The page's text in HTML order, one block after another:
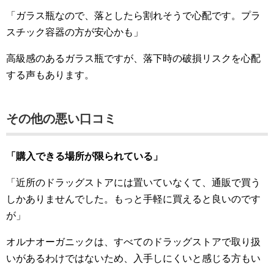
「ガラス瓶なので、落としたら割れそうで心配です。プラ
スチック容器の方が安心かも」
高級感のあるガラス瓶ですが、落下時の破損リスクを心配
する声もあります。
その他の悪い口コミ
「購入できる場所が限られている」
「近所のドラッグストアには置いていなくて、通販で買う
しかありませんでした。もっと手軽に買えると良いのです
が」
オルナオーガニックは、すべてのドラッグストアで取り扱
いがあるわけではないため、入手しにくいと感じる方もい